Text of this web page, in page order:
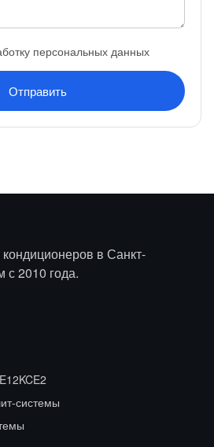
персональных данных
Отправить
в Санкт-
с 2010 года.
системы